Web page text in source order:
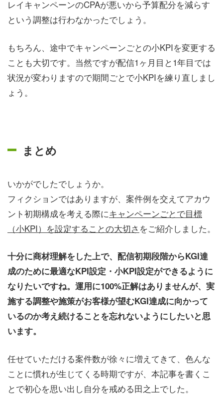
レイキャンペーンのCPAが悪いから予算配分を減らす
という調整は行わなかったでしょう。
もちろん、途中でキャンペーンごとの小KPIを変更する
ことも大切です。当然ですが配信1ヶ月目と1年目では
状況が変わりますので期間ごとで小KPIを練り直しまし
ょう。
まとめ
いかがでしたでしょうか。
フィクションではありますが、案件例を交えてアカウ
ント初期構成を考える際にキャンペーンごとで目標
（小KPI）を設定することの大切さ をご紹介しました。
十分に商材理解をした上で、配信初期段階からKGI達
成のために最適なKPI設定・小KPI設定ができるように
なりたいですね。 運用に100%正解はありませんが、実
施する調整や施策がお客様が望むKGI達成に向かって
いるのか考え続けることを忘れないようにしたいと思
います。
任せていただける案件数が徐々に増えてきて、色んな
ことに慣れが生じてくる時期ですが、本記事を書くこ
とで初心を思い出し自分を戒める田之上でした。